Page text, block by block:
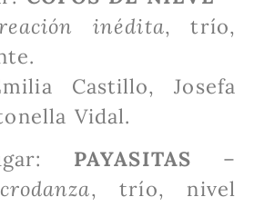
inédita, trío,
Castillo, Josefa
Vidal.
PAYASITAS –
, trío, nivel